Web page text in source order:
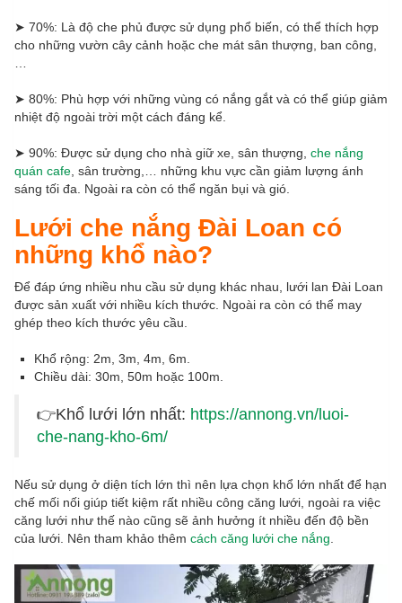
➤ 70%: Là độ che phủ được sử dụng phổ biến, có thể thích hợp
cho những vườn cây cảnh hoặc che mát sân thượng, ban công,
…
➤ 80%: Phù hợp với những vùng có nắng gắt và có thể giúp giảm
nhiệt độ ngoài trời một cách đáng kể.
➤ 90%: Được sử dụng cho nhà giữ xe, sân thượng, che nắng
quán cafe , sân trường,… những khu vực cần giảm lượng ánh
sáng tối đa. Ngoài ra còn có thể ngăn bụi và gió.
Lưới che nắng Đài Loan có
những khổ nào?
Để đáp ứng nhiều nhu cầu sử dụng khác nhau, lưới lan Đài Loan
được sản xuất với nhiều kích thước. Ngoài ra còn có thể may
ghép theo kích thước yêu cầu.
Khổ rộng: 2m, 3m, 4m, 6m.
Chiều dài: 30m, 50m hoặc 100m.
👉Khổ lưới lớn nhất: https://annong.vn/luoi-
che-nang-kho-6m/
Nếu sử dụng ở diện tích lớn thì nên lựa chọn khổ lớn nhất để hạn
chế mối nối giúp tiết kiệm rất nhiều công căng lưới, ngoài ra việc
căng lưới như thế nào cũng sẽ ảnh hưởng ít nhiều đến độ bền
của lưới. Nên tham khảo thêm cách căng lưới che nắng